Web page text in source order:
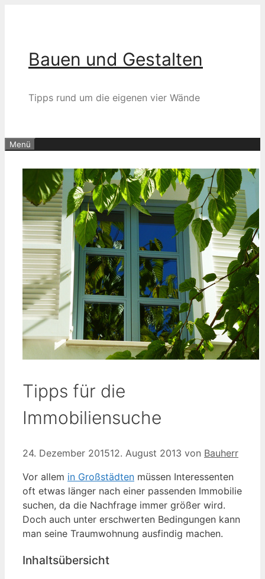
Bauen und Gestalten
Tipps rund um die eigenen vier Wände
Menü
Tipps für die
Immobiliensuche
24. Dezember 201512. August 2013 von Bauherr
Vor allem in Großstädten müssen Interessenten
oft etwas länger nach einer passenden Immobilie
suchen, da die Nachfrage immer größer wird.
Doch auch unter erschwerten Bedingungen kann
man seine Traumwohnung ausfindig machen.
Inhaltsübersicht